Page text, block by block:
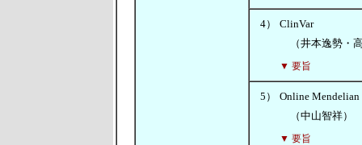
4）
ClinVar
（井本逸勢・
▼ 要旨
5）
Online
（中山智祥）
▼ 要旨